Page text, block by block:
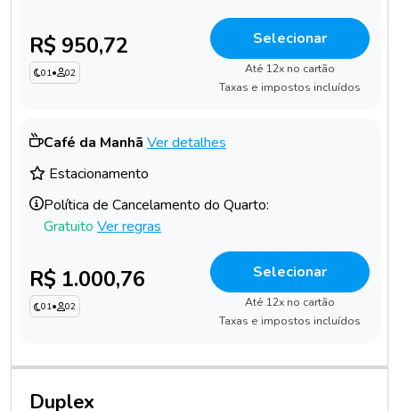
R$ 950,72
01• 02
Selecionar
Até 12x no cartão
Taxas e impostos incluídos
Café da Manhã Ver detalhes
Estacionamento
Política de Cancelamento do Quarto:
Gratuito Ver regras
R$ 1.000,76
01• 02
Selecionar
Até 12x no cartão
Taxas e impostos incluídos
Duplex